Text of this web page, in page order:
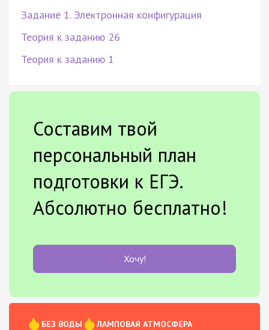
Задание 1. Электронная конфигурация
Теория к заданию 26
Теория к заданию 1
Составим твой
персональный план
подготовки к ЕГЭ.
Абсолютно бесплатно!
Хочу!
БЕЗ ВОДЫ
ЛАМПОВАЯ АТМОСФЕРА